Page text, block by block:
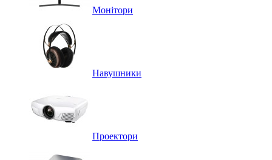
Монітори
Навушники
Проектори